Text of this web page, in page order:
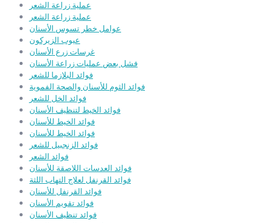
عملية زراعة الشعر
عملية زراعة الشعر
عوامل خطر تسوس الأسنان
عيوب الزيركون
غرسات زرع الأسنان
فشل بعض عمليات زراعة الأسنان
فوائد البلازما للشعر
فوائد الثوم للأسنان والصحة الفموية
فوائد الخل للشعر
فوائد الخيط لتنظيف الأسنان
فوائد الخيط للأسنان
فوائد الخيط للأسنان
فوائد الزنجبيل للشعر
فوائد الشعر
فوائد العدسات اللاصقة للأسنان
فوائد القرنفل لعلاج التهاب اللثة
فوائد القرنفل للأسنان
فوائد تقويم الأسنان
فوائد تنظيف الأسنان